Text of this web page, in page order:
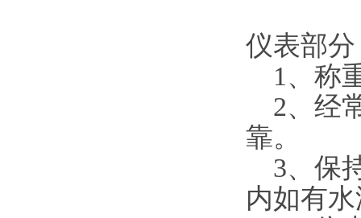
仪表部
1、称
2、经
靠。
3、保
内如有